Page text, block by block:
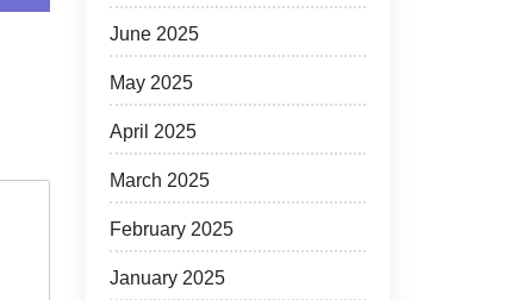
June 2025
May 2025
April 2025
March 2025
February 2025
January 2025